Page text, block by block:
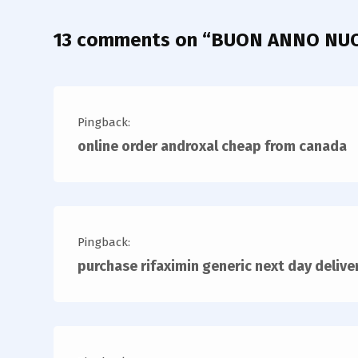
13 comments on “BUON ANNO
Pingback:
online order androxal cheap from canada
Pingback:
purchase rifaximin generic next day